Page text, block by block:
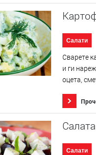
Салати
Сварете
и ги
оцета,
Салати